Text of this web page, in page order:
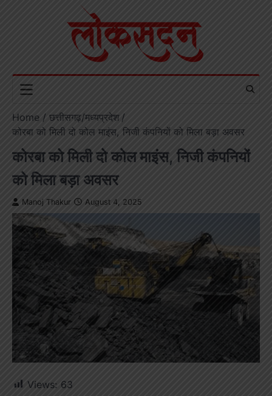
Home
छत्तीसगढ़/मध्यप्रदेश
कोरबा को मिली दो कोल माइंस, निजी कंपनियों को मिला बड़ा अवसर
कोरबा को मिली दो कोल माइंस, निजी कंपनियों
को मिला बड़ा अवसर
Manoj Thakur August 4, 2025
Views: 63